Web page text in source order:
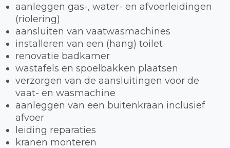
aanleggen gas-, water- en afvoerleidingen
(riolering)
aansluiten van vaatwasmachines
installeren van een (hang) toilet
renovatie badkamer
wastafels en spoelbakken plaatsen
verzorgen van de aansluitingen voor de
vaat- en wasmachine
aanleggen van een buitenkraan inclusief
afvoer
leiding reparaties
kranen monteren